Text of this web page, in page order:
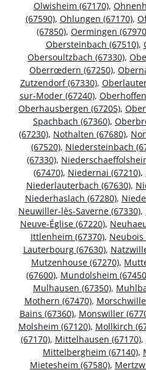
Olwisheim (67170),
(67590), Ohlungen (67170),
(67850), Oermingen
Obersteinbach (67510),
Obersoultzbach (67330),
Oberrœdern (67250),
Zutzendorf (67330),
sur-Moder (67240),
Oberhausbergen (67205),
Spachbach (67360),
(67230), Nothalten (67680),
(67520), Niedersteinbach
(67330),
(67470), Niedernai (67210),
Niederlauterbach (67630),
Niederhaslach (67280),
Neuwiller-lès-Saverne (67330),
Neuve-Église (67220),
Ittlenheim (67370), Neubois
Lauterbourg (67630),
Mutzenhouse (67270),
(67600), Mundolsheim
Mulhausen (67350),
Mothern (67470),
Bains (67360), Monswiller
Molsheim (67120), Mollkirch
(67170), Mittelhausen (67170),
Mittelbergheim (67140),
Mietesheim (67580),